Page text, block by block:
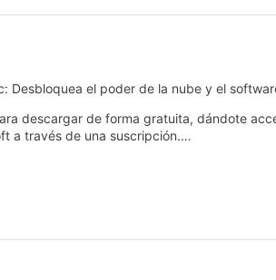
Desbloquea el poder de la nube y el
descargar de forma gratuita, dándote
a través de una suscripción.…